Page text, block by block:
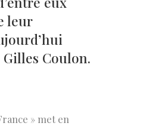
leur
Coulon.
» met en